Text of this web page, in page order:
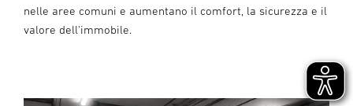
nelle aree comuni e aumentano il comfort, la sicurezza e il
valore dell'immobile.